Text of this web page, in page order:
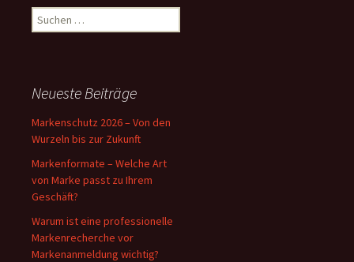
Suchen
nach:
Neueste Beiträge
Markenschutz 2026 – Von den
Wurzeln bis zur Zukunft
Markenformate – Welche Art
von Marke passt zu Ihrem
Geschäft?
Warum ist eine professionelle
Markenrecherche vor
Markenanmeldung wichtig?